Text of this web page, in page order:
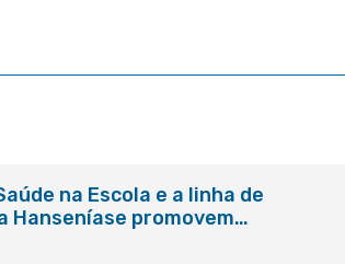
na Escola e a linha de
Hanseníase promovem